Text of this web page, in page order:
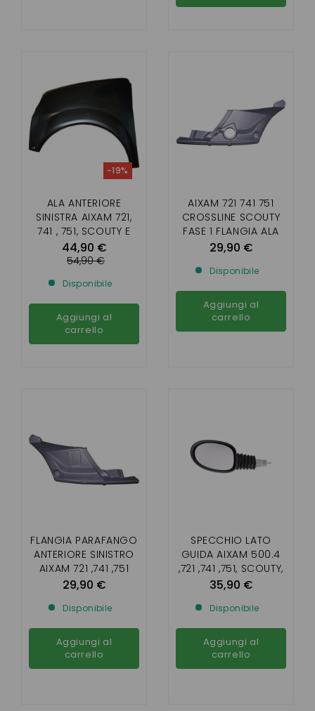
ALA ANTERIORE
SINISTRA AIXAM 721,
741 , 751, SCOUTY E
CROSSLINE ( FASE 1 )
44,90 €
-19%
54,90 €
Disponibile
Aggiungi al
carrello
AIXAM 721 741 751
CROSSLINE SCOUTY
FASE 1 FLANGIA ALA
ANTERIORE DESTRA
29,90 €
Disponibile
Aggiungi al
carrello
FLANGIA PARAFANGO
ANTERIORE SINISTRO
AIXAM 721 ,741 ,751
,CROSSLINE E SCOUTY
29,90 €
Disponibile
Aggiungi al
carrello
SPECCHIO LATO
GUIDA AIXAM 500.4
,721 ,741 ,751, SCOUTY,
CITY ,ROADLINE,
35,90 €
Disponibile
Aggiungi al
carrello